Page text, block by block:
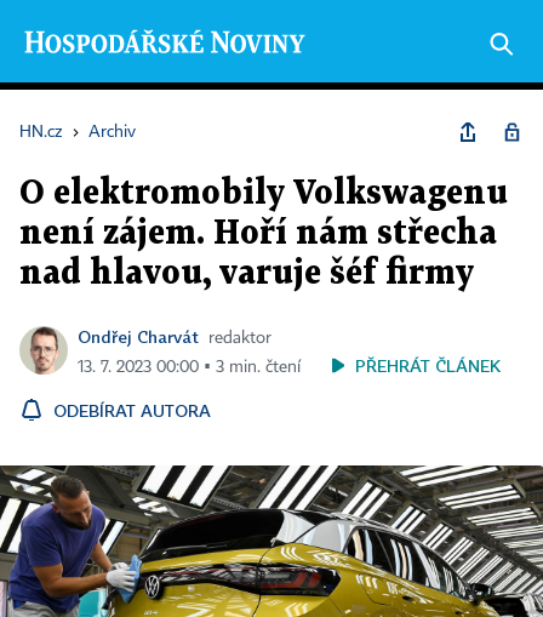
HN.cz › Archiv
O elektromobily Volkswagenu
není zájem. Hoří nám střecha
nad hlavou, varuje šéf firmy
Ondřej Charvát
redaktor
13. 7. 2023 00:00 ▪ 3 min. čtení
PŘEHRÁT ČLÁNEK
ODEBÍRAT AUTORA